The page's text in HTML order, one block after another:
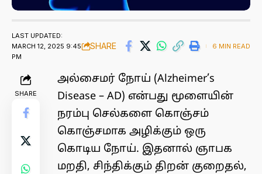
LAST UPDATED:
MARCH 12, 2025 9:45
PM
SHARE 6 MIN READ
SHARE
அல்சைமர் நோய் (Alzheimer’s
Disease – AD) என்பது மூளையின்
நரம்பு செல்களை கொஞ்சம்
கொஞ்சமாக அழிக்கும் ஒரு
கொடிய நோய். இதனால் ஞாபக
மறதி, சிந்திக்கும் திறன் குறைதல்,